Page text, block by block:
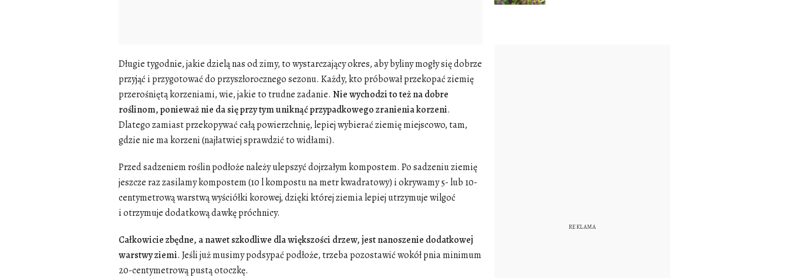
Długie tygodnie, jakie dzielą nas od zimy, to wystarczający okres, aby byliny mogły się dobrze
przyjąć i przygotować do przyszłorocznego sezonu. Każdy, kto próbował przekopać ziemię
przerośniętą korzeniami, wie, jakie to trudne zadanie. Nie wychodzi to też na dobre
roślinom, ponieważ nie da się przy tym uniknąć przypadkowego zranienia korzeni.
Dlatego zamiast przekopywać całą powierzchnię, lepiej wybierać ziemię miejscowo, tam,
gdzie nie ma korzeni (najłatwiej sprawdzić to widłami).
Przed sadzeniem roślin podłoże należy ulepszyć dojrzałym kompostem. Po sadzeniu ziemię
jeszcze raz zasilamy kompostem (10 l kompostu na metr kwadratowy) i okrywamy 5- lub 10-
centymetrową warstwą wyściółki korowej, dzięki której ziemia lepiej utrzymuje wilgoć
i otrzymuje dodatkową dawkę próchnicy.
Całkowicie zbędne, a nawet szkodliwe dla większości drzew, jest nanoszenie dodatkowej
warstwy ziemi. Jeśli już musimy podsypać podłoże, trzeba pozostawić wokół pnia minimum
20-centymetrową pustą otoczkę.